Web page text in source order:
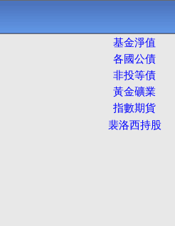
基金淨值
各國公債
非投等債
黃金礦業
指數期貨
裴洛西持股